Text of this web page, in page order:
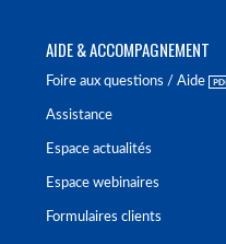
AIDE & ACCOMPAGNEMENT
Foire aux questions / Aide
Assistance
Espace actualités
Espace webinaires
Formulaires clients